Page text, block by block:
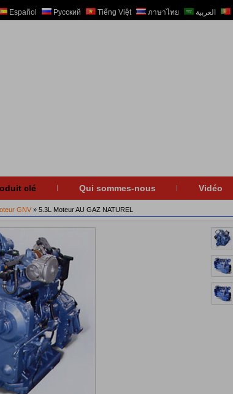
Español Русский Tiếng Việt ภาษาไทย العربية
clé Qui sommes-nous Vidéo
GNV» 5.3L Moteur AU GAZ NATUREL